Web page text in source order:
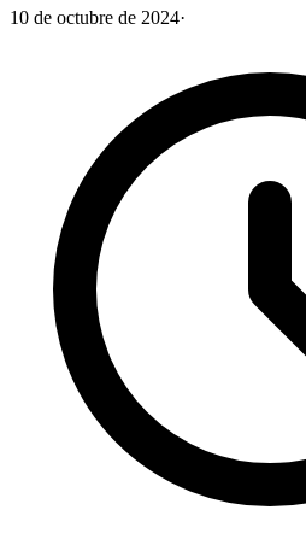
10 de octubre de 2024·